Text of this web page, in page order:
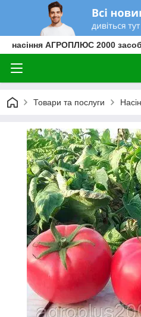
насіння АГРОПЛЮС 2000
Товари та послуги